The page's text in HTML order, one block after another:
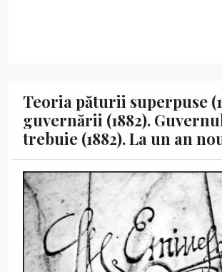
Teoria păturii superpuse
guvernării (1882).
trebuie (1882). La un an